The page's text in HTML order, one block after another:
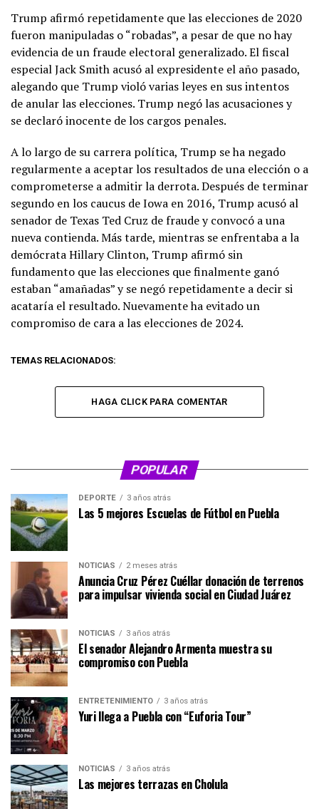
Trump afirmó repetidamente que las elecciones de 2020
fueron manipuladas o “robadas”, a pesar de que no hay
evidencia de un fraude electoral generalizado. El fiscal
especial Jack Smith acusó al expresidente el año pasado,
alegando que Trump violó varias leyes en sus intentos
de anular las elecciones. Trump negó las acusaciones y
se declaró inocente de los cargos penales.
A lo largo de su carrera política, Trump se ha negado
regularmente a aceptar los resultados de una elección o a
comprometerse a admitir la derrota. Después de terminar
segundo en los caucus de Iowa en 2016, Trump acusó al
senador de Texas Ted Cruz de fraude y convocó a una
nueva contienda. Más tarde, mientras se enfrentaba a la
demócrata Hillary Clinton, Trump afirmó sin
fundamento que las elecciones que finalmente ganó
estaban “amañadas” y se negó repetidamente a decir si
acataría el resultado. Nuevamente ha evitado un
compromiso de cara a las elecciones de 2024.
TEMAS RELACIONADOS:
HAGA CLICK PARA COMENTAR
POPULAR
DEPORTE 3 años atrás
Las 5 mejores Escuelas de Fútbol en Puebla
NOTICIAS 2 meses atrás
Anuncia Cruz Pérez Cuéllar donación de terrenos
para impulsar vivienda social en Ciudad Juárez
NOTICIAS 3 años atrás
El senador Alejandro Armenta muestra su
compromiso con Puebla
ENTRETENIMIENTO 3 años atrás
Yuri llega a Puebla con “Euforia Tour”
NOTICIAS 3 años atrás
Las mejores terrazas en Cholula